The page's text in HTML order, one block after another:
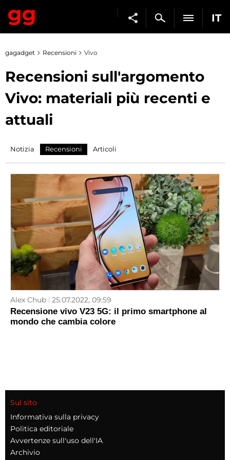
IT
gagadget Recensioni Vivo
Recensioni sull'argomento
Vivo: materiali più recenti e
attuali
Notizia Recensioni Articoli
Alex Chub 25.07.2022, 09:59
Recensione vivo V23 5G: il primo smartphone al
mondo che cambia colore
Sul sito
Informativa sulla privacy
Politica editoriale
Avvertenze sull'uso dell'IA
Archivio